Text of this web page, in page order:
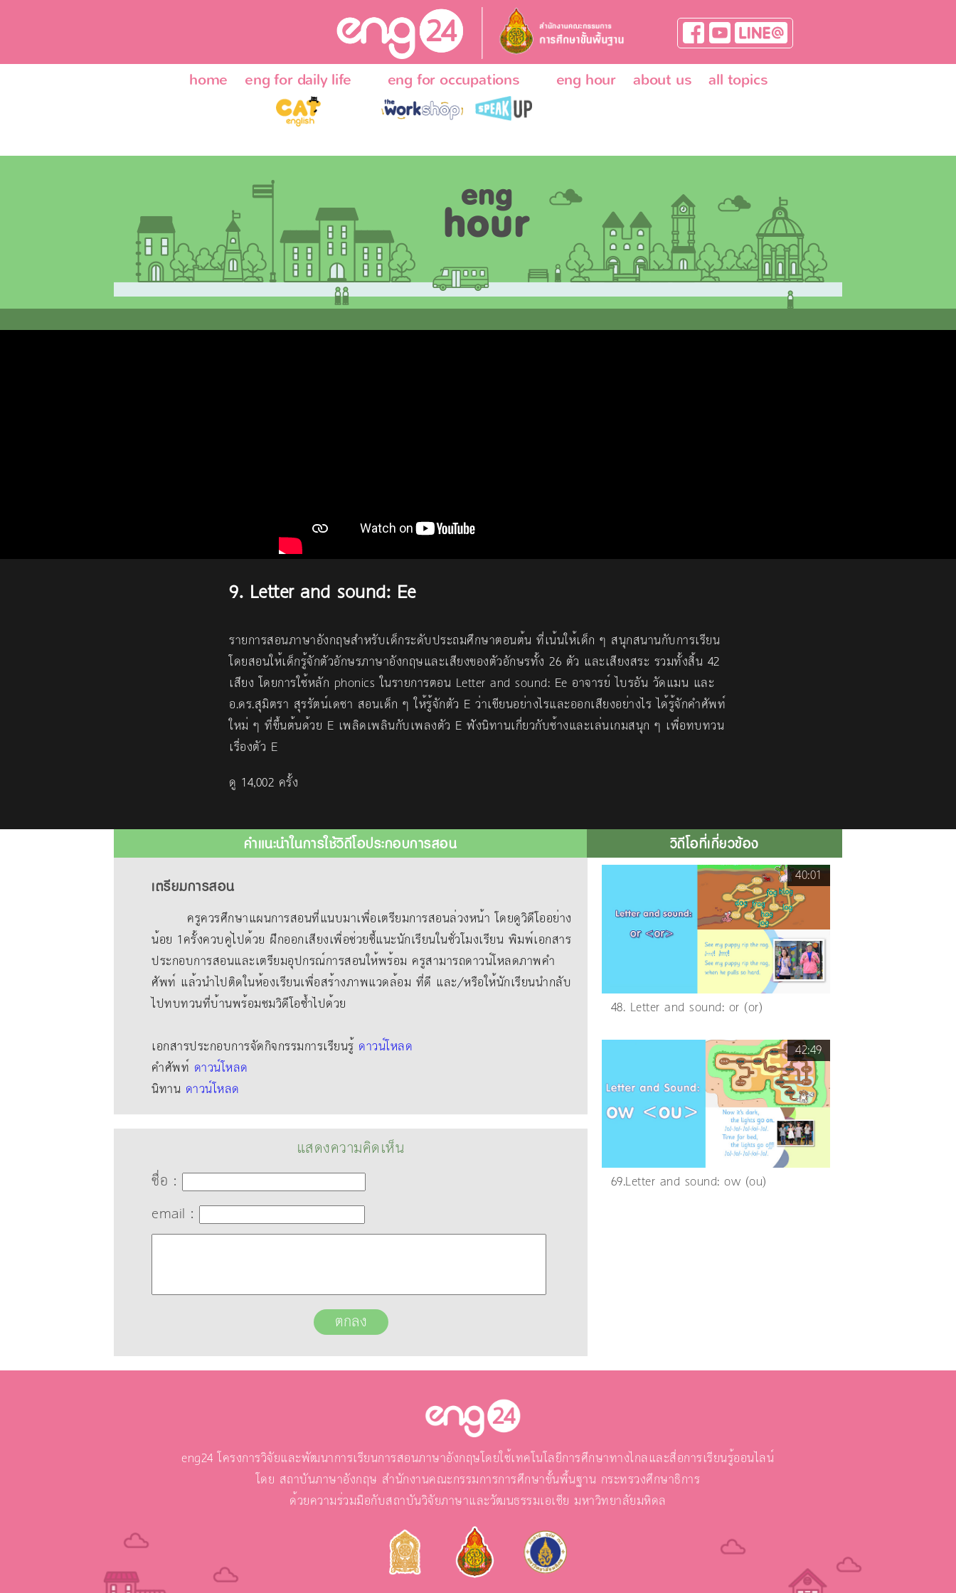
home eng for daily life eng for occupations eng hour about us all topics
9. Letter and sound: Ee
รายการสอนภาษาอังกฤษสำหรับเด็กระดับประถมศึกษาตอนต้น ที่เน้นให้เด็ก ๆ สนุกสนานกับการเรียน
โดยสอนให้เด็กรู้จักตัวอักษรภาษาอังกฤษและเสียงของตัวอักษรทั้ง 26 ตัว และเสียงสระ รวมทั้งสิ้น 42
เสียง โดยการใช้หลัก phonics ในรายการตอน Letter and sound: Ee อาจารย์ ไบรอัน วัดแมน และ
อ.ดร.สุมิตรา สุรรัตน์เดชา สอนเด็ก ๆ ให้รู้จักตัว E ว่าเขียนอย่างไรและออกเสียงอย่างไร ได้รู้จักคำศัพท์
ใหม่ ๆ ที่ขึ้นต้นด้วย E เพลิดเพลินกับเพลงตัว E ฟังนิทานเกี่ยวกับช้างและเล่นเกมสนุก ๆ เพื่อทบทวน
เรื่องตัว E
ดู 14,002 ครั้ง
คำแนะนำในการใช้วิดีโอประกอบการสอน
เตรียมการสอน
ครูควรศึกษาแผนการสอนที่แนบมาเพื่อเตรียมการสอนล่วงหน้า โดยดูวิดีโออย่าง
น้อย 1ครั้งควบคู่ไปด้วย ฝึกออกเสียงเพื่อช่วยชี้แนะนักเรียนในชั่วโมงเรียน พิมพ์เอกสาร
ประกอบการสอนและเตรียมอุปกรณ์การสอนให้พร้อม ครูสามารถดาวน์โหลดภาพคํา
ศัพท์ แล้วนําไปติดในห้องเรียนเพื่อสร้างภาพแวดล้อม ที่ดี และ/หรือให้นักเรียนนํากลับ
ไปทบทวนที่บ้านพร้อมชมวิดีโอซ้ำไปด้วย
เอกสารประกอบการจัดกิจกรรมการเรียนรู้ ดาวน์โหลด
คำศัพท์ ดาวน์โหลด
นิทาน ดาวน์โหลด
แสดงความคิดเห็น
ชื่อ :
email :
วิดีโอที่เกี่ยวข้อง
40:01
48. Letter and sound: or (or)
42:49
69.Letter and sound: ow (ou)
eng24 โครงการวิจัยและพัฒนาการเรียนการสอนภาษาอังกฤษโดยใช้เทคโนโลยีการศึกษาทางไกลและสื่อการเรียนรู้ออนไลน์
โดย สถาบันภาษาอังกฤษ สำนักงานคณะกรรมการการศึกษาขั้นพื้นฐาน กระทรวงศึกษาธิการ
ด้วยความร่วมมือกับสถาบันวิจัยภาษาและวัฒนธรรมเอเชีย มหาวิทยาลัยมหิดล